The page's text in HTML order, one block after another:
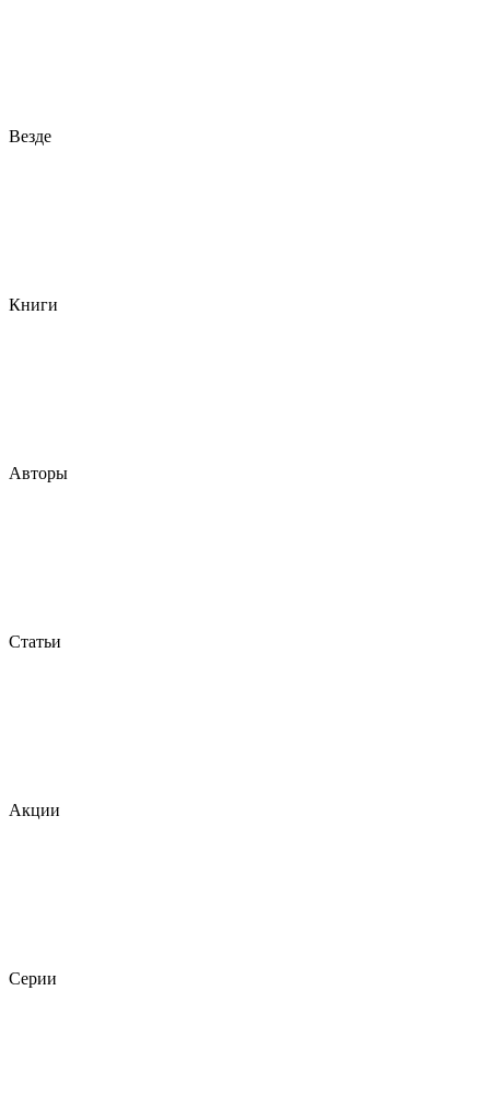
Везде
Книги
Авторы
Статьи
Акции
Серии